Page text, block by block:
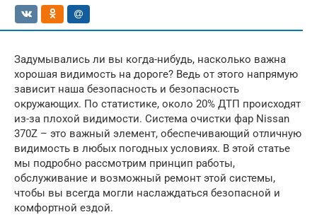
Задумывались ли вы когда-нибудь, насколько важна
хорошая видимость на дороге? Ведь от этого напрямую
зависит наша безопасность и безопасность
окружающих. По статистике, около 20% ДТП происходят
из-за плохой видимости. Система очистки фар Nissan
370Z – это важный элемент, обеспечивающий отличную
видимость в любых погодных условиях. В этой статье
мы подробно рассмотрим принцип работы,
обслуживание и возможный ремонт этой системы,
чтобы вы всегда могли наслаждаться безопасной и
комфортной ездой.